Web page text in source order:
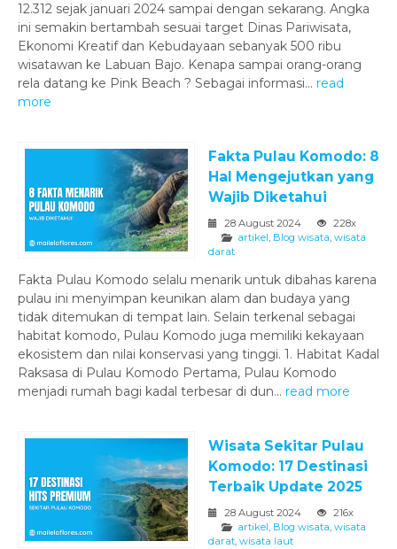
12.312 sejak januari 2024 sampai dengan sekarang. Angka
ini semakin bertambah sesuai target Dinas Pariwisata,
Ekonomi Kreatif dan Kebudayaan sebanyak 500 ribu
wisatawan ke Labuan Bajo. Kenapa sampai orang-orang
rela datang ke Pink Beach ? Sebagai informasi... read
more
Fakta Pulau Komodo: 8
Hal Mengejutkan yang
Wajib Diketahui
28 August 2024
228x
artikel, Blog wisata, wisata
darat
Fakta Pulau Komodo selalu menarik untuk dibahas karena
pulau ini menyimpan keunikan alam dan budaya yang
tidak ditemukan di tempat lain. Selain terkenal sebagai
habitat komodo, Pulau Komodo juga memiliki kekayaan
ekosistem dan nilai konservasi yang tinggi. 1. Habitat Kadal
Raksasa di Pulau Komodo Pertama, Pulau Komodo
menjadi rumah bagi kadal terbesar di dun... read more
Wisata Sekitar Pulau
Komodo: 17 Destinasi
Terbaik Update 2025
28 August 2024
216x
artikel, Blog wisata, wisata
darat, wisata laut